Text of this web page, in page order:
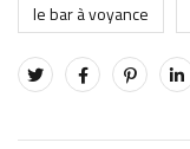
le bar à voyance